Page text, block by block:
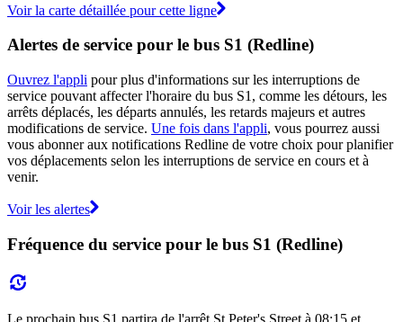
Voir la carte détaillée pour cette ligne
Alertes de service pour le bus S1 (Redline)
Ouvrez l'appli pour plus d'informations sur les interruptions de
service pouvant affecter l'horaire du bus S1, comme les détours, les
arrêts déplacés, les départs annulés, les retards majeurs et autres
modifications de service. Une fois dans l'appli, vous pourrez aussi
vous abonner aux notifications Redline de votre choix pour planifier
vos déplacements selon les interruptions de service en cours et à
venir.
Voir les alertes
Fréquence du service pour le bus S1 (Redline)
Le prochain bus S1 partira de l'arrêt St Peter's Street à 08:15 et